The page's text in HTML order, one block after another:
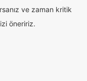
ve zaman kritik
öneririz.